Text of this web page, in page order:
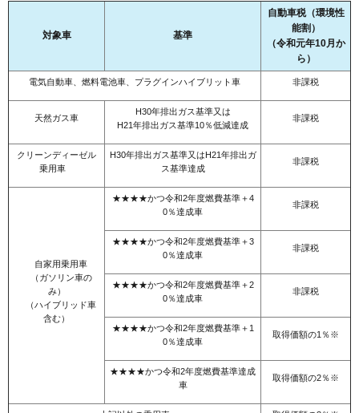
対象車 基準
自動車税（環境性
能割）
（令和元年10月か
ら）
電気自動車、燃料電池車、プラグインハイブリット車 非課税
天然ガス車
H30年排出ガス基準又は
H21年排出ガス基準10％低減達成
非課税
クリーンディーゼル
乗用車
H30年排出ガス基準又はH21年排出ガ
ス基準達成
非課税
自家用乗用車
（ガソリン車の
み）
（ハイブリッド車
含む）
★★★★かつ令和2年度燃費基準＋4
0％達成車
非課税
★★★★かつ令和2年度燃費基準＋3
0％達成車
非課税
★★★★かつ令和2年度燃費基準＋2
0％達成車
非課税
★★★★かつ令和2年度燃費基準＋1
0％達成車
取得価額の1％※
★★★★かつ令和2年度燃費基準達成
車
取得価額の2％※